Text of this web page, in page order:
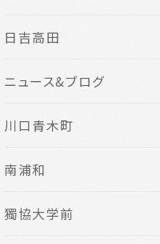
日吉高田
ニュース&ブログ
川口青木町
南浦和
獨協大学前